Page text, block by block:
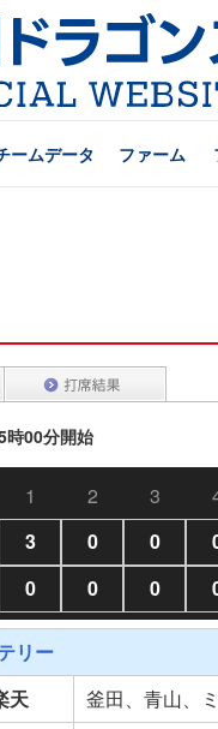
ームデータ ファーム
00分開始
1 2 3
3 0 0
0 0 0
リー
天
釜田、青山、